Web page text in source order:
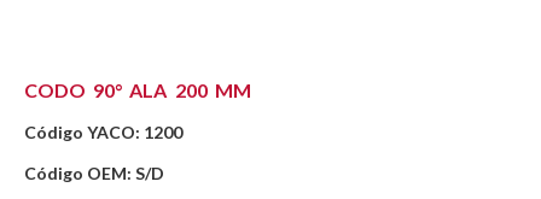
CODO 90° ALA 200 MM
Código YACO: 1200
Código OEM: S/D